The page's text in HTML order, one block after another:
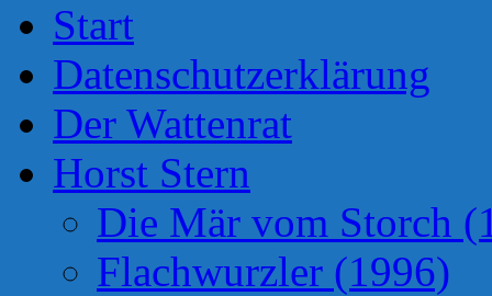
Start
Datenschutzerklärung
Der Wattenrat
Horst Stern
Die Mär vom Storch
Flachwurzler (1996)